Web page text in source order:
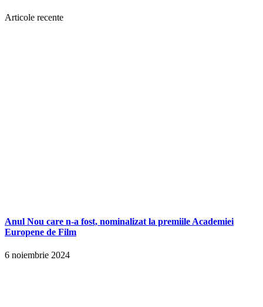
Articole recente
Anul Nou care n-a fost, nominalizat la premiile Academiei
Europene de Film
6 noiembrie 2024